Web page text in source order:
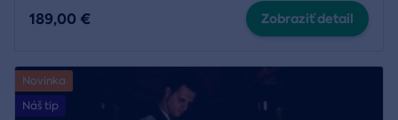
189,00 € Zobraziť detail
Novinka
Náš tip